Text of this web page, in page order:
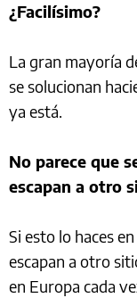
¿Facilísimo?
La gran mayoría
se solucionan
ya está.
No parece que
escapan a otro
Si esto lo haces
escapan a otro
en Europa cada